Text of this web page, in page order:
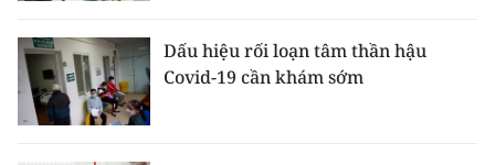
Dấu hiệu rối loạn tâm thần hậu
Covid-19 cần khám sớm